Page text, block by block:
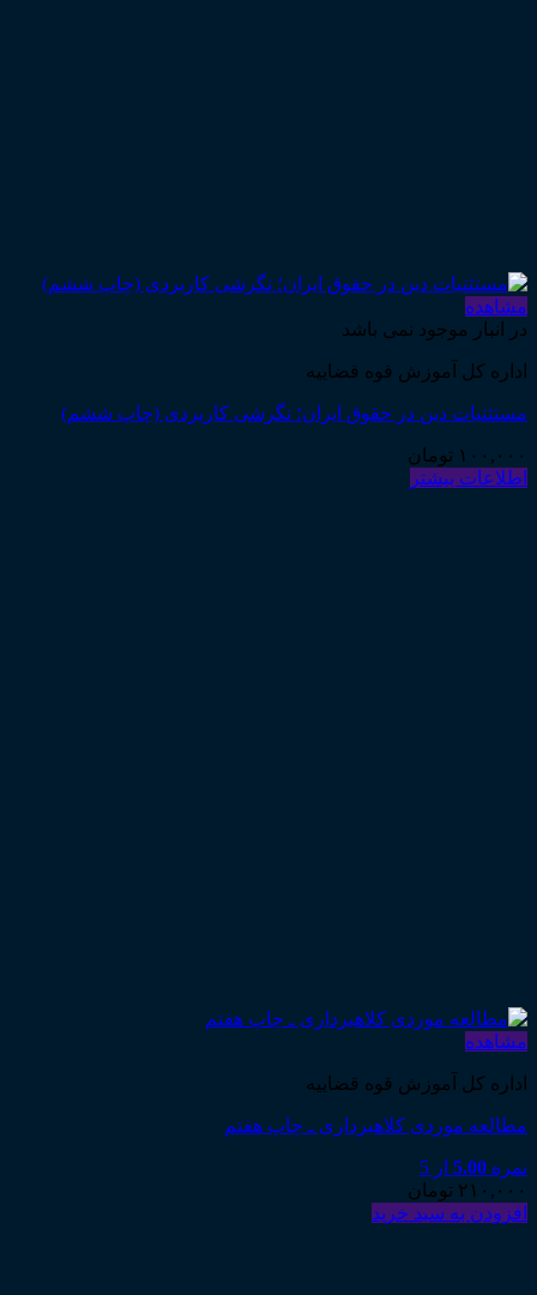
مشاهده
در انبار موجود نمی باشد
اداره کل آموزش قوه قضاییه
مستثنیات دین در حقوق ایران؛ نگرشی کاربردی (چاپ ششم)
۱۰۰,۰۰۰ تومان
اطلاعات بیشتر
مشاهده
اداره کل آموزش قوه قضاییه
مطالعه موردی کلاهبرداری ـ چاپ هفتم
نمره 5.00 از 5
۲۱۰,۰۰۰ تومان
افزودن به سبد خرید